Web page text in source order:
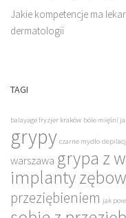
Jakie kompetencje ma
dermatologii
TAGI
balayage fryzjer kraków bóle mięśni
grypy czarne mydło
warszawa grypa z
implanty
przeziębieniem jak